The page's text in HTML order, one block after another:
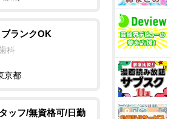
ランクOK
科
京都
ッフ/無資格可/日勤